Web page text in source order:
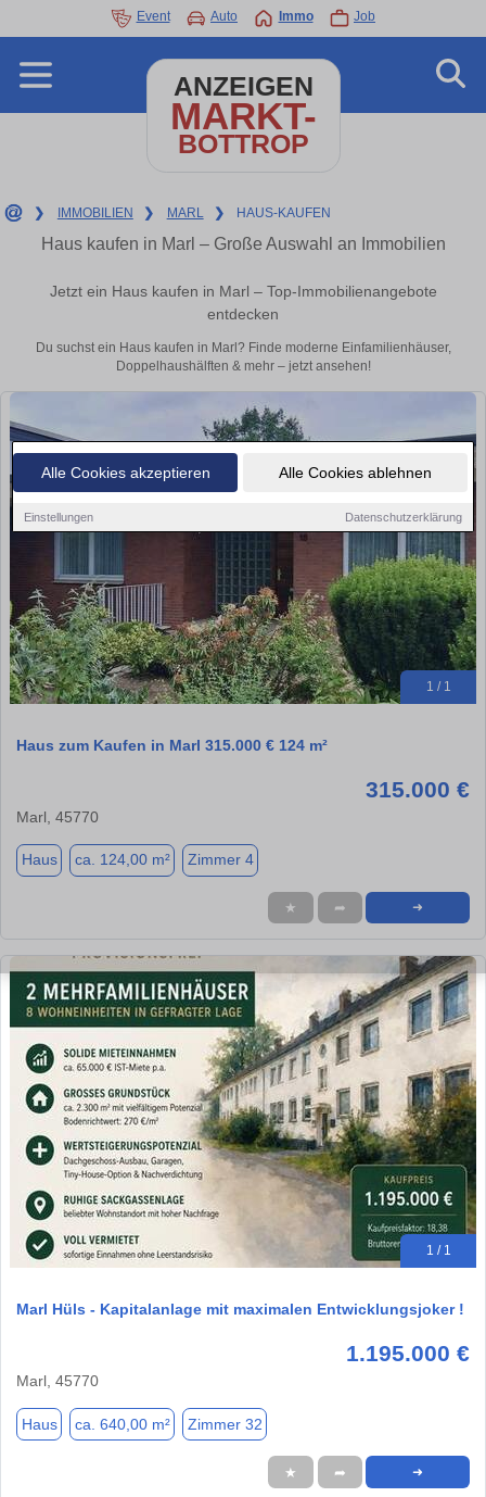
Alle Cookies akzeptieren Alle Cookies ablehnen
Einstellungen Datenschutzerklärung
Event Auto Immo Job
ANZEIGEN
MARKT-
BOTTROP
❯ IMMOBILIEN ❯ MARL ❯ HAUS-KAUFEN
Haus kaufen in Marl – Große Auswahl an Immobilien
Jetzt ein Haus kaufen in Marl – Top-Immobilienangebote
entdecken
Du suchst ein Haus kaufen in Marl? Finde moderne Einfamilienhäuser,
Doppelhaushälften & mehr – jetzt ansehen!
1 / 1
Haus zum Kaufen in Marl 315.000 € 124 m²
315.000 €
Marl, 45770
Haus ca. 124,00 m² Zimmer 4
★ ➦ ➜
1 / 1
Marl Hüls - Kapitalanlage mit maximalen Entwicklungsjoker !
1.195.000 €
Marl, 45770
Haus ca. 640,00 m² Zimmer 32
★ ➦ ➜